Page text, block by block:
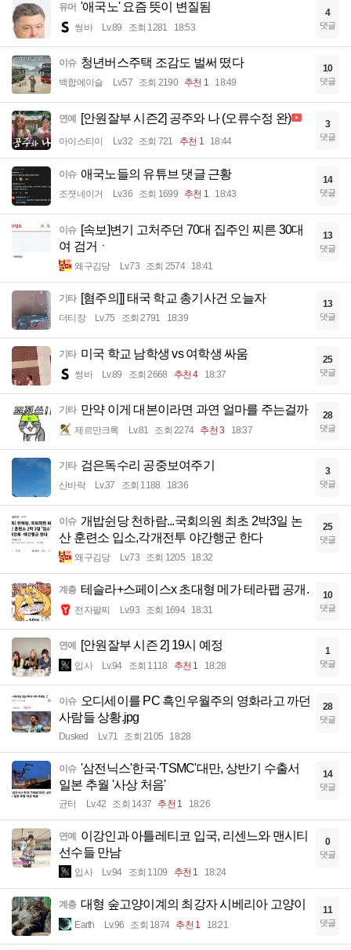
유머 '애국노' 요즘 뜻이 변질됨
썽바 Lv.89 조회 1281 18:53
4
댓글
이슈 청년버스주택 조감도 벌써 떴다
백합에이슬 Lv.57 조회 2190 추천 1 18:49
10
댓글
연예 [안원잘부 시즌2] 공주와 나 (오류수정 완)
아이스티이 Lv.32 조회 721 추천 1 18:44
3
댓글
이슈 애국노들의 유튜브 댓글 근황
조졋네이거 Lv.36 조회 1699 추천 1 18:43
14
댓글
이슈 [속보]변기 고처주던 70대 집주인 찌른 30대
여 검거ㆍ
왜구김당 Lv.73 조회 2574 18:41
13
댓글
기타 [혐주의]] 태국 학교 총기사건 오늘자
더티장 Lv.75 조회 2791 18:39
13
댓글
기타 미국 학교 남학생 vs 여학생 싸움
썽바 Lv.89 조회 2668 추천 4 18:37
25
댓글
기타 만약 이게 대본이라면 과연 얼마를 주는걸까
제르만크록 Lv.81 조회 2274 추천 3 18:37
28
댓글
기타 검은독수리 공중보여주기
산바락 Lv.37 조회 1188 18:36
3
댓글
이슈 개밥쉰당 천하람...국회의원 최초 2박3일 논
산 훈련소 입소,각개전투 야간행군 한다
왜구김당 Lv.73 조회 1205 18:32
25
댓글
계층 테슬라+스페이스x 초대형 메가 테라팹 공개.
전자팔찌 Lv.93 조회 1694 18:31
10
댓글
연예 [안원잘부 시즌 2] 19시 예정
입사 Lv.94 조회 1118 추천 1 18:28
1
댓글
이슈 오디세이를 PC 흑인우월주의 영화라고 까던
사람들 상황.jpg
Dusked Lv.71 조회 2105 18:28
28
댓글
이슈 '삼전닉스'한국·'TSMC'대만, 상반기 수출서
일본 추월 '사상 처음'
균터 Lv.42 조회 1437 추천 1 18:26
14
댓글
연예
이강인과 아틀레티코 입국, 리센느와 맨시티
선수들 만남
입사 Lv.94 조회 1109 추천 1 18:24
0
댓글
계층 대형 숲고양이계의 최강자 시베리아 고양이
Earth Lv.96 조회 1874 추천 1 18:21
11
댓글